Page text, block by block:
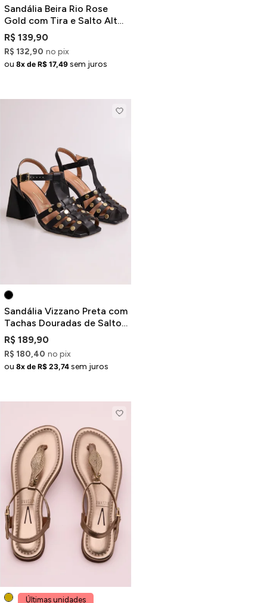
Sandália Beira Rio Rose
Gold com Tira e Salto Alto
Bloco Brilhosos
R$ 139,90
R$ 132,90 no pix
ou 8x de R$ 17,49 sem juros
Sandália Vizzano Preta com
Tachas Douradas de Salto
Alto Bloco
R$ 189,90
R$ 180,40 no pix
ou 8x de R$ 23,74 sem juros
Últimas unidades